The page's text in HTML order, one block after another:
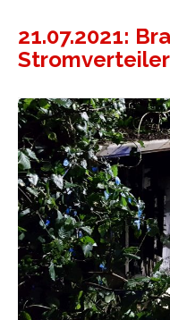
21.07.2021: